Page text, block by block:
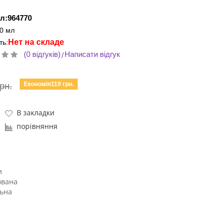
мл
Нет на складе
(0 відгуків)/Написати відгук
Економія119 грн.
В закладки
порівняння